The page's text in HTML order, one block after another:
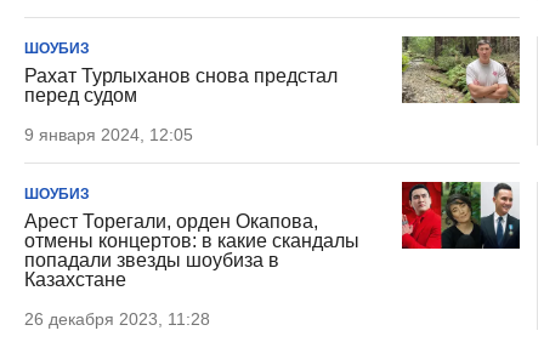
ШОУБИЗ
Рахат Турлыханов снова предстал
перед судом
9 января 2024, 12:05
ШОУБИЗ
Арест Торегали, орден Окапова,
отмены концертов: в какие скандалы
попадали звезды шоубиза в
Казахстане
26 декабря 2023, 11:28